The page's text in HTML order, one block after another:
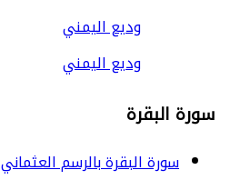
وديع اليمني
سورة البقرة
سورة البقرة بالرسم العثماني